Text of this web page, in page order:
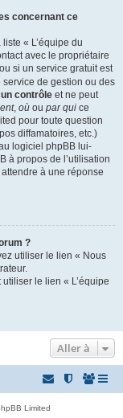
concernant ce
« L’équipe du
avec le propriétaire
si un service gratuit est
service de gestion ou des
contrôle et ne peut
, où ou par qui ce
pour toute question
diffamatoires, etc.)
logiciel phpBB lui-
à propos de l’utilisation
à une réponse
?
utiliser le lien « Nous
le lien « L’équipe
Aller à
Limited